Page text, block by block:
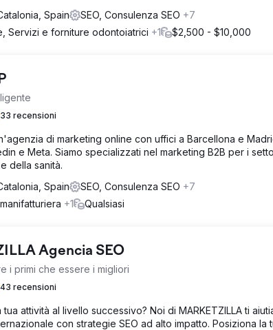
Spain
SEO, Consulenza SEO +7
Servizi e forniture odontoiatrici +1 $2,500 - $10,000
33 recensioni
di marketing online con uffici a Barcellona e
e Meta. Siamo specializzati nel marketing B2B per i
della sanità.
Spain
SEO, Consulenza SEO +7
+1 Qualsiasi
Agencia SEO
i primi che essere i migliori
43 recensioni
attività al livello successivo? Noi di MARKETZILLA ti
con strategie SEO ad alto impatto. Posiziona la